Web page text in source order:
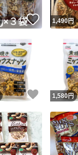
いいね！
1,490円
いいね！
1,580円